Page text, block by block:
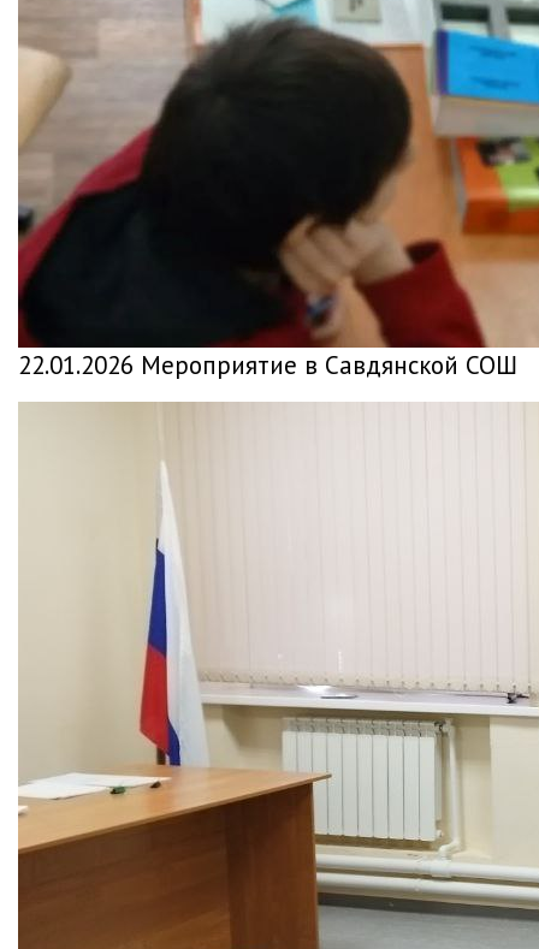
22.01.2026 Мероприятие в Савдянской СОШ